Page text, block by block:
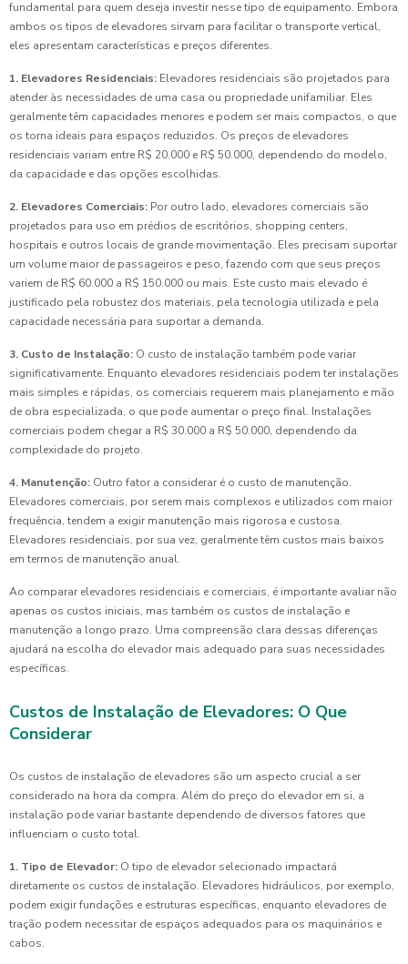
fundamental para quem deseja investir nesse tipo de equipamento. Embora
ambos os tipos de elevadores sirvam para facilitar o transporte vertical,
eles apresentam características e preços diferentes.
1. Elevadores Residenciais: Elevadores residenciais são projetados para
atender às necessidades de uma casa ou propriedade unifamiliar. Eles
geralmente têm capacidades menores e podem ser mais compactos, o que
os torna ideais para espaços reduzidos. Os preços de elevadores
residenciais variam entre R$ 20.000 e R$ 50.000, dependendo do modelo,
da capacidade e das opções escolhidas.
2. Elevadores Comerciais: Por outro lado, elevadores comerciais são
projetados para uso em prédios de escritórios, shopping centers,
hospitais e outros locais de grande movimentação. Eles precisam suportar
um volume maior de passageiros e peso, fazendo com que seus preços
variem de R$ 60.000 a R$ 150.000 ou mais. Este custo mais elevado é
justificado pela robustez dos materiais, pela tecnologia utilizada e pela
capacidade necessária para suportar a demanda.
3. Custo de Instalação: O custo de instalação também pode variar
significativamente. Enquanto elevadores residenciais podem ter instalações
mais simples e rápidas, os comerciais requerem mais planejamento e mão
de obra especializada, o que pode aumentar o preço final. Instalações
comerciais podem chegar a R$ 30.000 a R$ 50.000, dependendo da
complexidade do projeto.
4. Manutenção: Outro fator a considerar é o custo de manutenção.
Elevadores comerciais, por serem mais complexos e utilizados com maior
frequência, tendem a exigir manutenção mais rigorosa e custosa.
Elevadores residenciais, por sua vez, geralmente têm custos mais baixos
em termos de manutenção anual.
Ao comparar elevadores residenciais e comerciais, é importante avaliar não
apenas os custos iniciais, mas também os custos de instalação e
manutenção a longo prazo. Uma compreensão clara dessas diferenças
ajudará na escolha do elevador mais adequado para suas necessidades
específicas.
Custos de Instalação de Elevadores: O Que
Considerar
Os custos de instalação de elevadores são um aspecto crucial a ser
considerado na hora da compra. Além do preço do elevador em si, a
instalação pode variar bastante dependendo de diversos fatores que
influenciam o custo total.
1. Tipo de Elevador: O tipo de elevador selecionado impactará
diretamente os custos de instalação. Elevadores hidráulicos, por exemplo,
podem exigir fundações e estruturas específicas, enquanto elevadores de
tração podem necessitar de espaços adequados para os maquinários e
cabos.